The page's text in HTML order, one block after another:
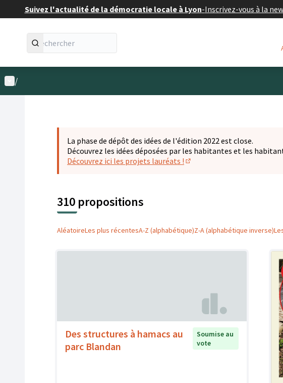
Suivez l'actualité de la démocratie locale à Lyon-Inscrivez-vous à la
Menu utilisateur
/
La phase de dépôt des idées de l'édition 2022 est close.
Découvrez les idées déposées par les habitantes et les
Découvrez ici les projets lauréats !
310 propositions
AléatoireLes plus récentesA-Z (alphabétique)Z-A (alphabétique inverse)
Des structures à hamacs au
parc Blandan
Soumise au
vote